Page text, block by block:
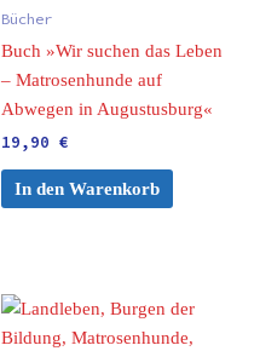
Bücher
Buch »Wir suchen das Leben
– Matrosenhunde auf
Abwegen in Augustusburg«
19,90 €
In den Warenkorb